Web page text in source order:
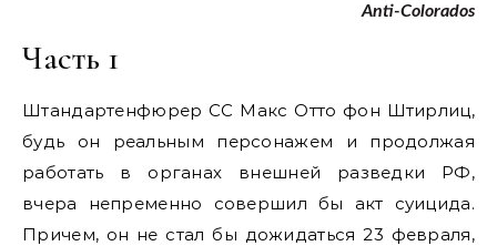
Anti-Colorados
Часть 1
Штандартенфюрер СС Макс Отто фон Штирлиц,
будь он реальным персонажем и продолжая
работать в органах внешней разведки РФ,
вчера непременно совершил бы акт суицида.
Причем, он не стал бы дожидаться 23 февраля,